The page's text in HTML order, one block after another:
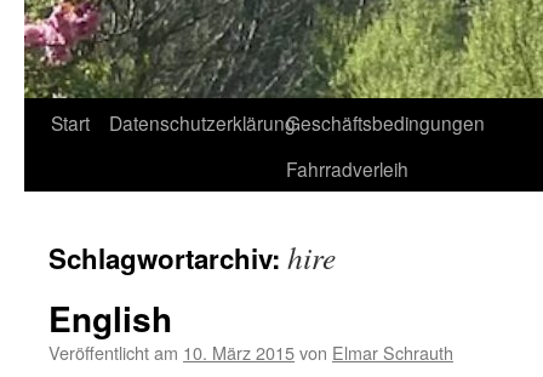
Start DatenschutzerklärungGeschäftsbedingungen
Fahrradverleih
Schlagwortarchiv: hire
English
Veröffentlicht am 10. März 2015von Elmar Schrauth